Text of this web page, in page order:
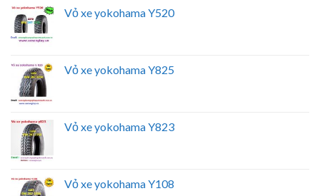
Vỏ xe yokohama Y520
Vỏ xe yokohama Y825
Vỏ xe yokohama Y823
Vỏ xe yokohama Y108